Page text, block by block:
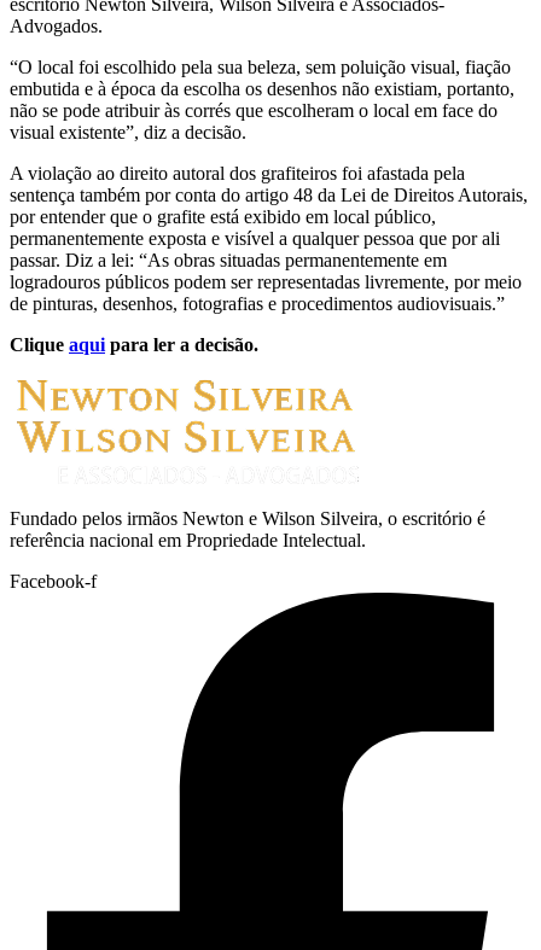
Advogados.
“O local foi escolhido pela sua beleza, sem poluição visual, fiação
embutida e à época da escolha os desenhos não existiam, portanto,
não se pode atribuir às corrés que escolheram o local em face do
visual existente”, diz a decisão.
A violação ao direito autoral dos grafiteiros foi afastada pela
sentença também por conta do artigo 48 da Lei de Direitos Autorais,
por entender que o grafite está exibido em local público,
permanentemente exposta e visível a qualquer pessoa que por ali
passar. Diz a lei: “As obras situadas permanentemente em
logradouros públicos podem ser representadas livremente, por meio
de pinturas, desenhos, fotografias e procedimentos audiovisuais.”
Clique aqui para ler a decisão.
Fundado pelos irmãos Newton e Wilson Silveira, o escritório é
referência nacional em Propriedade Intelectual.
Facebook-f